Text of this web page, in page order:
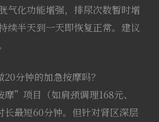
气化功能增强，排尿次数暂时增
续半天到一天即恢复正常。建议
分钟的加急按摩吗？
”项目（如肩颈调理168元、
长最短60分钟。但针对肾区深层